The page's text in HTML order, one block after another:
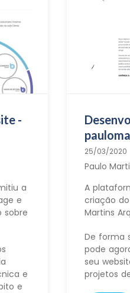
-
a
e
sobre
e
e
25/03/2020
Paulo
A
criação
Martins
De forma
pode
seu
projetos